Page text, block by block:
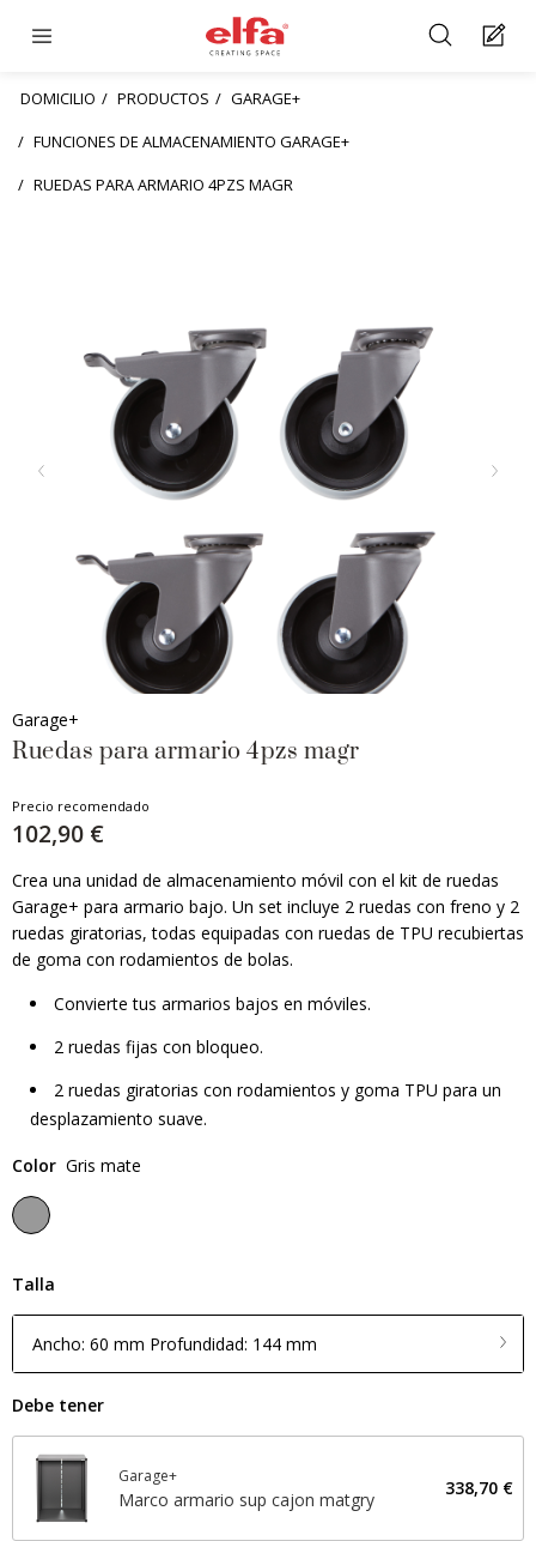
DOMICILIO PRODUCTOS
GARAGE+
FUNCIONES DE ALMACENAMIENTO GARAGE+
RUEDAS PARA ARMARIO 4PZS MAGR
Garage+
Ruedas para armario 4pzs magr
Precio recomendado
102,90 €
Crea una unidad de almacenamiento móvil con el kit de ruedas
Garage+ para armario bajo. Un set incluye 2 ruedas con freno y 2
ruedas giratorias, todas equipadas con ruedas de TPU recubiertas
de goma con rodamientos de bolas.
Convierte tus armarios bajos en móviles.
2 ruedas fijas con bloqueo.
2 ruedas giratorias con rodamientos y goma TPU para un
desplazamiento suave.
Color Gris mate
Talla
Ancho: 60 mm Profundidad: 144 mm
Debe tener
Garage+
Marco armario sup cajon matgry
338,70 €